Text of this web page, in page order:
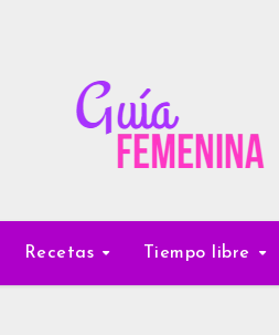
Recetas Tiempo libre